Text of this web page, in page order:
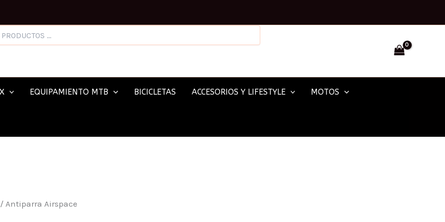
EQUIPAMIENTO MTB BICICLETAS ACCESORIOS Y LIFESTYLE MOTOS
/ Antiparra Airspace